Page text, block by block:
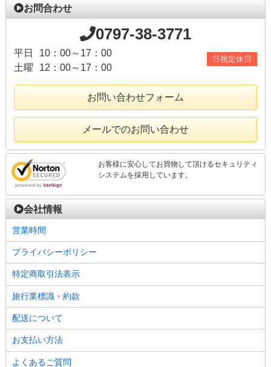
お問合わせ
0797-38-3771
平日
10：00～17：00
土曜
12：00～17：00
日祝定休日
お問い合わせフォーム
メールでのお問い合わせ
お客様に安心してお買物して頂けるセキュリティ
システムを採用しています。
会社情報
営業時間
プライバシーポリシー
特定商取引法表示
旅行業標識・約款
配送について
お支払い方法
よくあるご質問